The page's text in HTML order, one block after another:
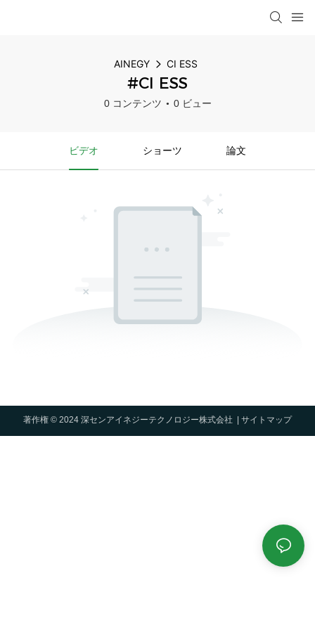
AINEGY CI ESS
#CI ESS
0 コンテンツ 0 ビュー
ビデオ ショーツ 論文
著作権 © 2024 深センアイネジーテクノロジー株式会社 | サイトマップ